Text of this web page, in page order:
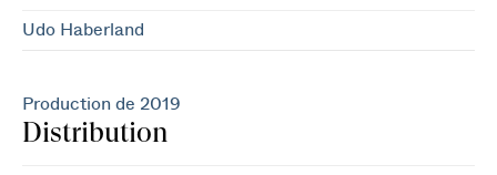
Udo Haberland
Production de 2019
Distribution